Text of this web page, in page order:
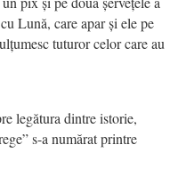
Lună, care apar și ele pe
tuturor celor care au
legătura dintre istorie,
s-a numărat printre